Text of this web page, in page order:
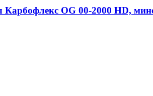
OG 00-2000 HD,